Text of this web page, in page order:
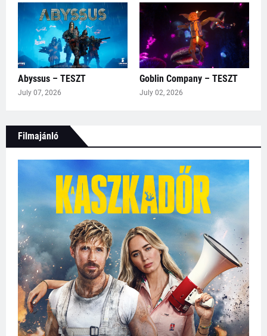
Abyssus – TESZT
July 07, 2026
Goblin Company – TESZT
July 02, 2026
Filmajánló